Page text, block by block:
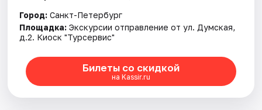
Город: Санкт-Петербург
Площадка: Экскурсии отправление от ул. Думская,
д.2. Киоск "Турсервис"
Билеты со скидкой
на Kassir.ru